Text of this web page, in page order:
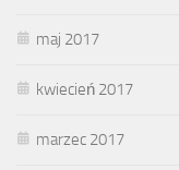
maj 2017
kwiecień 2017
marzec 2017